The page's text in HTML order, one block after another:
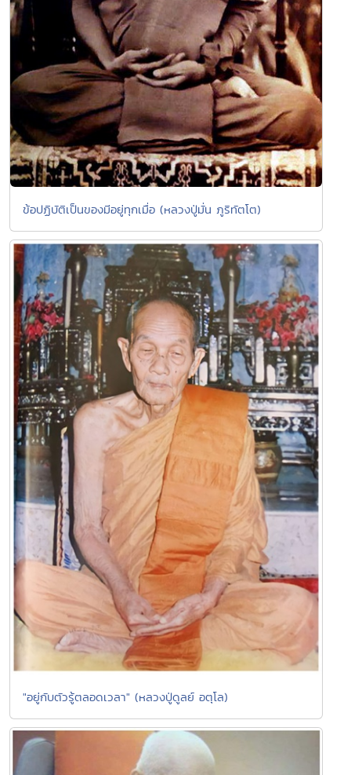
ข้อปฏิบัติเป็นของมีอยู่ทุกเมื่อ (หลวงปู่มั่น ภูริทัตโต)
"อยู่กับตัวรู้ตลอดเวลา" (หลวงปู่ดูลย์ อตุโล)